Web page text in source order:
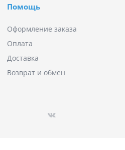
Помощь
Оформление заказа
Оплата
Доставка
Возврат и обмен